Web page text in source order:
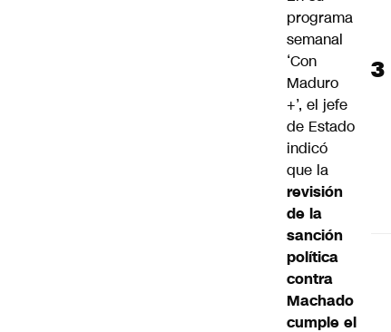
programa
semanal
‘Con
Maduro
+’, el jefe
de Estado
indicó
que la
revisión
de la
sanción
política
contra
Machado
cumple el